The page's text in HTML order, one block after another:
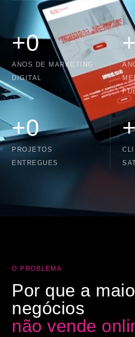
+0
ANOS DE MARKETING
DIGITAL
+0
PROJETOS
ENTREGUES
O PROBLEMA
Por que a
negócios
não vende